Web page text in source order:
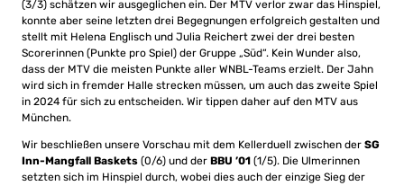
(3/3) schätzen wir ausgeglichen ein. Der MTV verlor zwar das Hinspiel,
konnte aber seine letzten drei Begegnungen erfolgreich gestalten und
stellt mit Helena Englisch und Julia Reichert zwei der drei besten
Scorerinnen (Punkte pro Spiel) der Gruppe „Süd“. Kein Wunder also,
dass der MTV die meisten Punkte aller WNBL-Teams erzielt. Der Jahn
wird sich in fremder Halle strecken müssen, um auch das zweite Spiel
in 2024 für sich zu entscheiden. Wir tippen daher auf den MTV aus
München.
Wir beschließen unsere Vorschau mit dem Kellerduell zwischen der SG
Inn-Mangfall Baskets (0/6) und der BBU ’01 (1/5). Die Ulmerinnen
setzten sich im Hinspiel durch, wobei dies auch der einzige Sieg der